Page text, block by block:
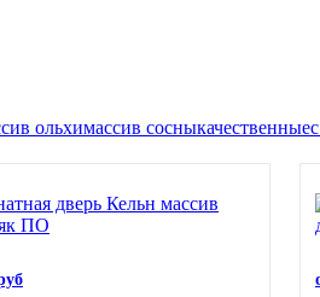
ольхимассив сосныкачественные